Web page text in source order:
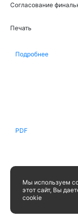
Согласование
Печать
Подробнее
PDF
Мы используем
этот сайт, Вы
cookie